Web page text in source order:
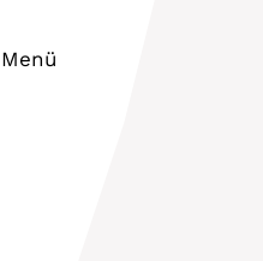
Menü